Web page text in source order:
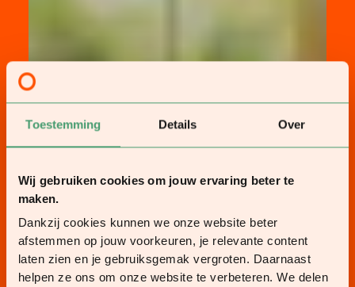
Toestemming Details Over
Wij gebruiken cookies om jouw ervaring beter te
maken.
Dankzij cookies kunnen we onze website beter
afstemmen op jouw voorkeuren, je relevante content
laten zien en je gebruiksgemak vergroten. Daarnaast
helpen ze ons om onze website te verbeteren. We delen